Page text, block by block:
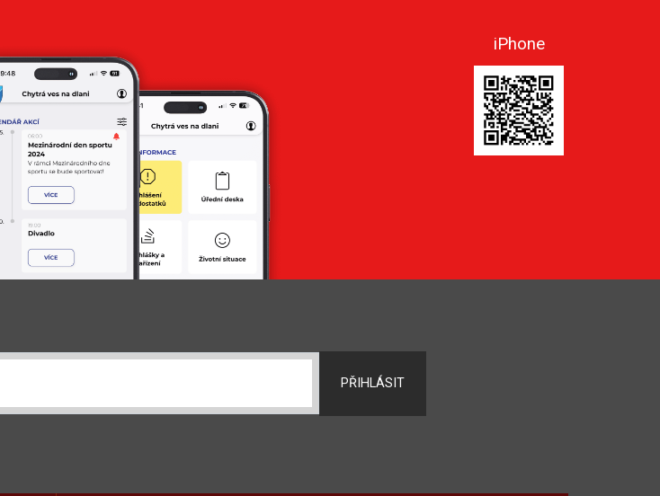
iPhone
PŘIHLÁSIT